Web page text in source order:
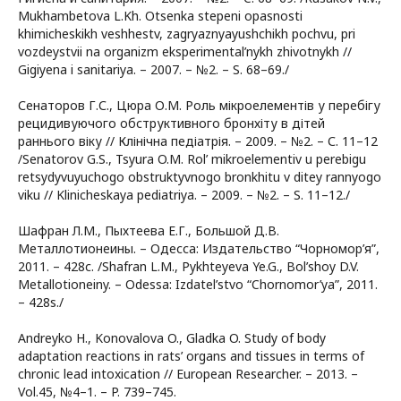
Mukhambetova L.Kh. Otsenka stepeni opasnosti
khimicheskikh veshhestv, zagryaznyayushchikh pochvu, pri
vozdeystvii na organizm eksperimental’nykh zhivotnykh //
Gigiyena i sanitariya. – 2007. – №2. – S. 68–69./
Сенаторов Г.С., Цюра О.М. Роль мікроелементів у перебігу
рецидивуючого обструктивного бронхіту в дітей
раннього віку // Клінічна педіатрія. – 2009. – №2. – С. 11–12
/Senatorov G.S., Tsyura O.M. Rol’ mikroelementiv u perebigu
retsydyvuyuchogo obstruktyvnogo bronkhitu v ditey rannyogo
viku // Klinicheskaya pediatriya. – 2009. – №2. – S. 11–12./
Шафран Л.М., Пыхтеева Е.Г., Большой Д.В.
Металлотионеины. – Одесса: Издательство “Чорномор’я”,
2011. – 428с. /Shafran L.M., Pykhteyeva Ye.G., Bol’shoy D.V.
Metallotioneiny. – Odessa: Izdatel’stvo “Chornomor’ya”, 2011.
– 428s./
Andreyko H., Konovalova O., Gladka O. Study of body
adaptation reactions in rats’ organs and tissues in terms of
chronic lead intoxication // European Researcher. – 2013. –
Vol.45, №4–1. – P. 739–745.